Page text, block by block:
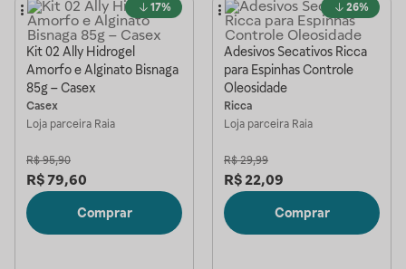
17%
Kit 02 Ally Hidrogel
Amorfo e Alginato Bisnaga
85g – Casex
Casex
Loja parceira Raia
R$ 95,90
R$79,60
Comprar
26%
Adesivos Secativos Ricca
para Espinhas Controle
Oleosidade
Ricca
Loja parceira Raia
R$ 29,99
R$ 22,09
Comprar